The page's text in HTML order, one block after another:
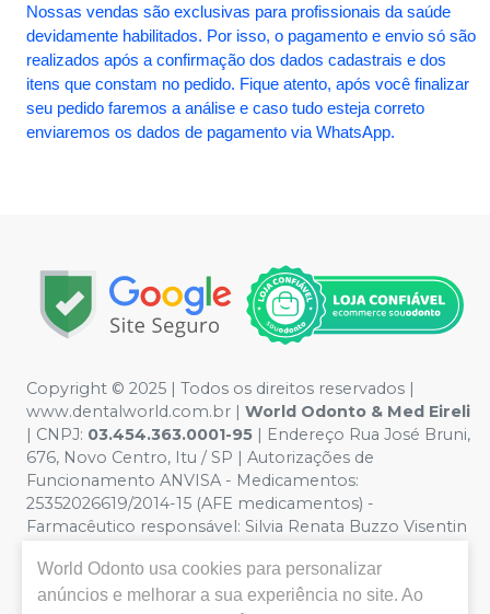
Nossas vendas são exclusivas para profissionais da saúde
devidamente habilitados. Por isso, o pagamento e envio só são
realizados após a confirmação dos dados cadastrais e dos
itens que constam no pedido. Fique atento, após você finalizar
seu pedido faremos a análise e caso tudo esteja correto
enviaremos os dados de pagamento via WhatsApp.
Copyright © 2025 | Todos os direitos reservados |
www.dentalworld.com.br | World Odonto & Med Eireli
| CNPJ: 03.454.363.0001-95 | Endereço Rua José Bruni,
676, Novo Centro, Itu / SP | Autorizações de
Funcionamento ANVISA - Medicamentos:
25352026619/2014-15 (AFE medicamentos) -
Farmacêutico responsável: Silvia Renata Buzzo Visentin
Segurança - Fotos meramente ilustrativas - Os preços e
condições da loja virtual estão sujeitos a alterações. Em
World Odonto usa cookies para personalizar
anúncios e melhorar a sua experiência no site. Ao